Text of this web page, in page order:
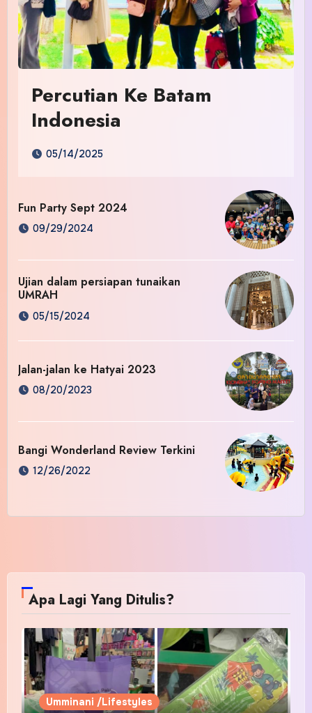
Percutian Ke Batam
Indonesia
05/14/2025
Fun Party Sept 2024
09/29/2024
Ujian dalam persiapan tunaikan
UMRAH
05/15/2024
Jalan-jalan ke Hatyai 2023
08/20/2023
Bangi Wonderland Review Terkini
12/26/2022
Apa Lagi Yang Ditulis?
Umminani /Lifestyles